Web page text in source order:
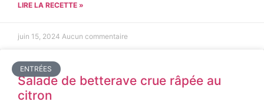
LIRE LA RECETTE »
juin 15, 2024 Aucun commentaire
ENTRÉES
Salade de betterave crue râpée au
citron